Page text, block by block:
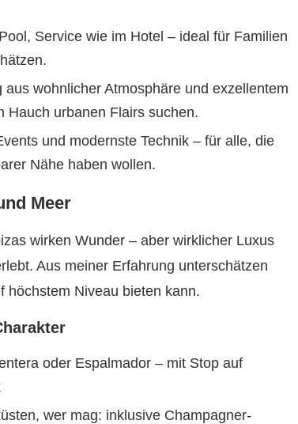
Service wie im Hotel – ideal für Familien
wohnlicher Atmosphäre und exzellentem
Hauch urbanen Flairs suchen.
und modernste Technik – für alle, die
Nähe haben wollen.
Meer
wirken Wunder – aber wirklicher Luxus
Aus meiner Erfahrung unterschätzen
höchstem Niveau bieten kann.
oder Espalmador – mit Stop auf
wer mag: inklusive Champagner-